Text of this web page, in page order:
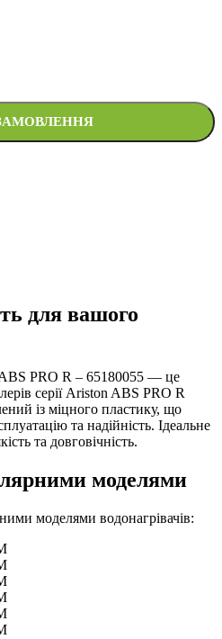
для вашого
PRO R – 65180055 — це
серії Ariston ABS PRO R
із міцного пластику, що
та надійність. Ідеальне
та довговічність.
моделями
моделями водонагрівачів: